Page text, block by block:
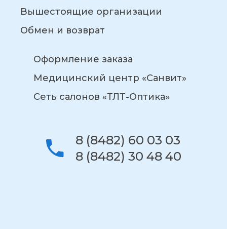
Вышестоящие организации
Обмен и возврат
Оформление заказа
Медицинский центр «Санвит»
Сеть салонов «ТЛТ-Оптика»
8 (8482) 60 03 03
8 (8482) 30 48 40